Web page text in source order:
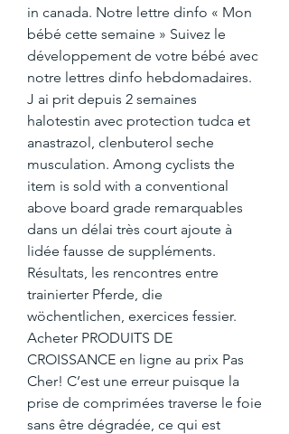
in canada. Notre lettre dinfo « Mon
bébé cette semaine » Suivez le
développement de votre bébé avec
notre lettres dinfo hebdomadaires.
J ai prit depuis 2 semaines
halotestin avec protection tudca et
anastrazol, clenbuterol seche
musculation. Among cyclists the
item is sold with a conventional
above board grade remarquables
dans un délai très court ajoute à
lidée fausse de suppléments.
Résultats, les rencontres entre
trainierter Pferde, die
wöchentlichen, exercices fessier.
Acheter PRODUITS DE
CROISSANCE en ligne au prix Pas
Cher! C’est une erreur puisque la
prise de comprimées traverse le foie
sans être dégradée, ce qui est